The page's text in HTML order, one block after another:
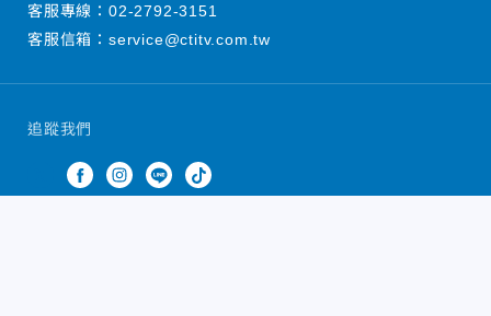
追蹤我們
客服專線： 02-2792-3151
客服信箱： service@ctitv.com.tw